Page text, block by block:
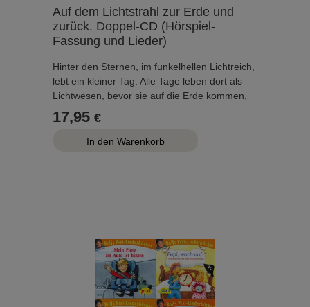
Auf dem Lichtstrahl zur Erde und
zurück. Doppel-CD (Hörspiel-
Fassung und Lieder)
Hinter den Sternen, im funkelhellen Lichtreich,
lebt ein kleiner Tag. Alle Tage leben dort als
Lichtwesen, bevor sie auf die Erde kommen,
und am Abend kehren sie dorthin zurück. Der
kleine Tag muss noch lange warten, bis er an
der Reihe ist. Beeinduckt hört er zu, wenn
Begebenheiten ...
geschehen wird, was ihn unvergesslich macht.
Und endlich ist es soweit ...
Dieses zauberhafte Märchen der Gegenwart
erhielt das Prädikat "Gute Musik für Kinder -
17,95 €